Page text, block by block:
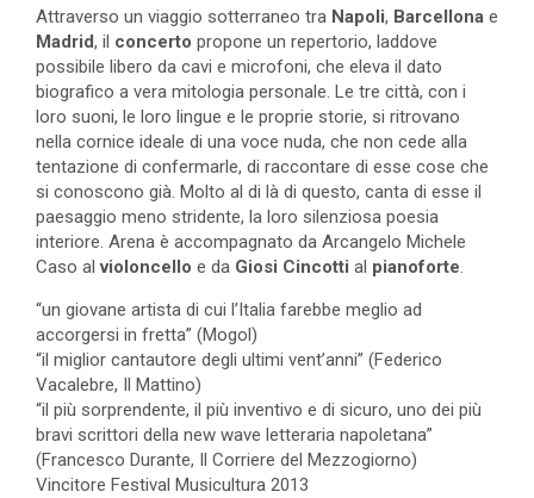
Attraverso un viaggio sotterraneo tra Napoli, Barcellona e
Madrid, il concerto propone un repertorio, laddove
possibile libero da cavi e microfoni, che eleva il dato
biografico a vera mitologia personale. Le tre città, con i
loro suoni, le loro lingue e le proprie storie, si ritrovano
nella cornice ideale di una voce nuda, che non cede alla
tentazione di confermarle, di raccontare di esse cose che
si conoscono già. Molto al di là di questo, canta di esse il
paesaggio meno stridente, la loro silenziosa poesia
interiore. Arena è accompagnato da Arcangelo Michele
Caso alvioloncello e da Giosi Cincotti al pianoforte.
“un giovane artista di cui l’Italia farebbe meglio ad
accorgersi in fretta” (Mogol)
“il miglior cantautore degli ultimi vent’anni” (Federico
Vacalebre, Il Mattino)
“il più sorprendente, il più inventivo e di sicuro, uno dei più
bravi scrittori della new wave letteraria napoletana”
(Francesco Durante, Il Corriere del Mezzogiorno)
Vincitore Festival Musicultura 2013